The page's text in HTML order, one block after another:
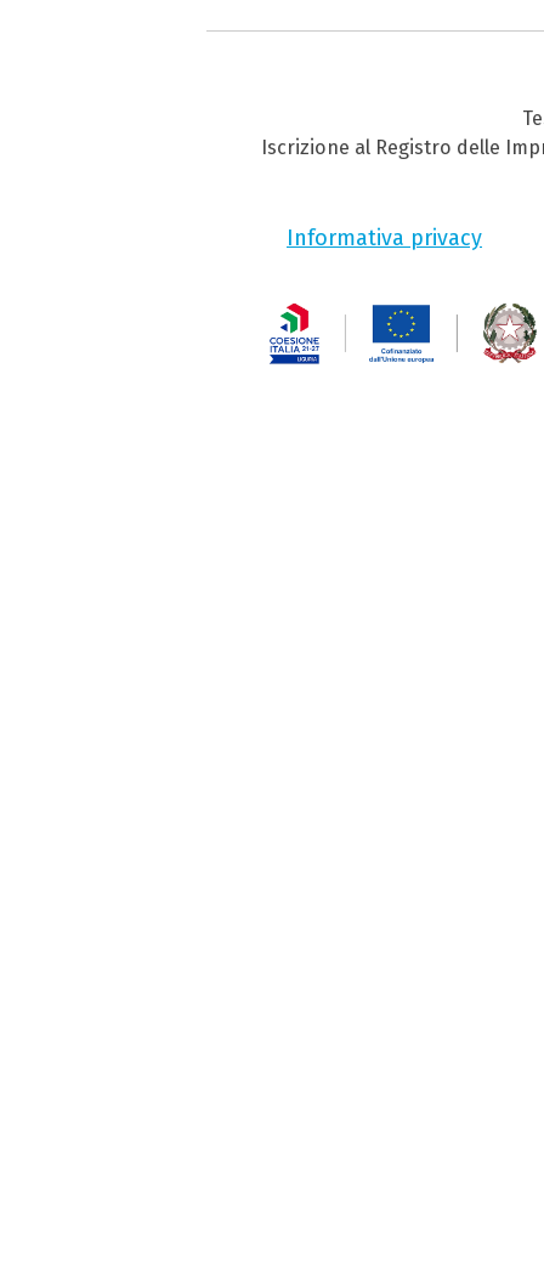
Iscrizione al Registro delle
Informativa privacy